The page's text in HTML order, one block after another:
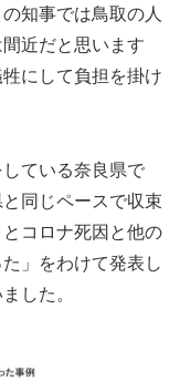
知事では鳥取の人
近だと思います
にして負担を掛け
ている奈良県で
同じペースで収束
コロナ死因と他の
」をわけて発表し
した。